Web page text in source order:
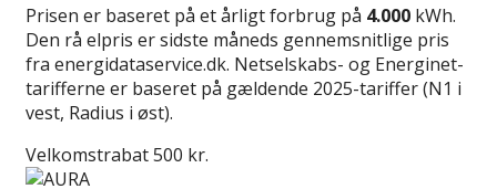
Prisen er baseret på et årligt forbrug på 4.000 kWh.
Den rå elpris er sidste måneds gennemsnitlige pris
fra energidataservice.dk. Netselskabs- og Energinet-
tarifferne er baseret på gældende 2025-tariffer (N1 i
vest, Radius i øst).
Velkomstrabat 500 kr.